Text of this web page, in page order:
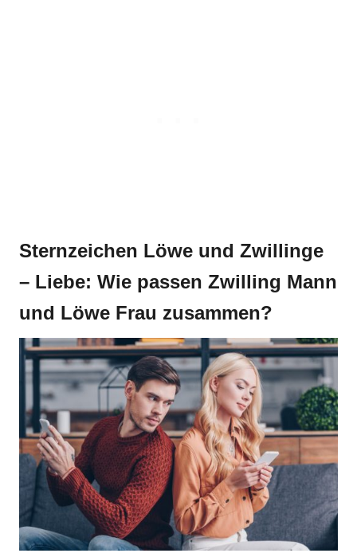
Sternzeichen Löwe und Zwillinge
– Liebe: Wie passen Zwilling Mann
und Löwe Frau zusammen?